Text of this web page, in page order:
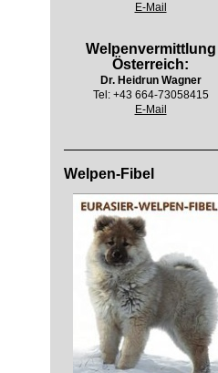
E-Mail
Welpenvermittlung
Österreich:
Dr. Heidrun Wagner
Tel:+43 664-73058415
E-Mail
Welpen-Fibel